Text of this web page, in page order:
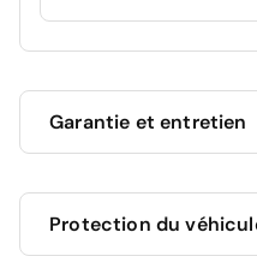
Garantie et entretien
mois à compter de la
Protection du